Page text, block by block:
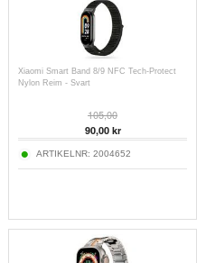
Xiaomi Smart Band 8/9 NFC Tech-Protect
Nylon Reim - Svart
105,00
90,00kr
ARTIKELNR: 2004652